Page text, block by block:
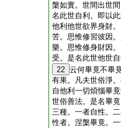
槃如實。世間出世
名此世自利。即以
他利他世欲界身財
苦。思惟修習彼因
樂。思惟修身財因
受。是名此世他世
22 云何畢竟不畢
有果。凡夫世俗淨
自他利一切煩惱畢
世俗善法。是名畢
三種。一者自性。
性者。涅槃畢竟。